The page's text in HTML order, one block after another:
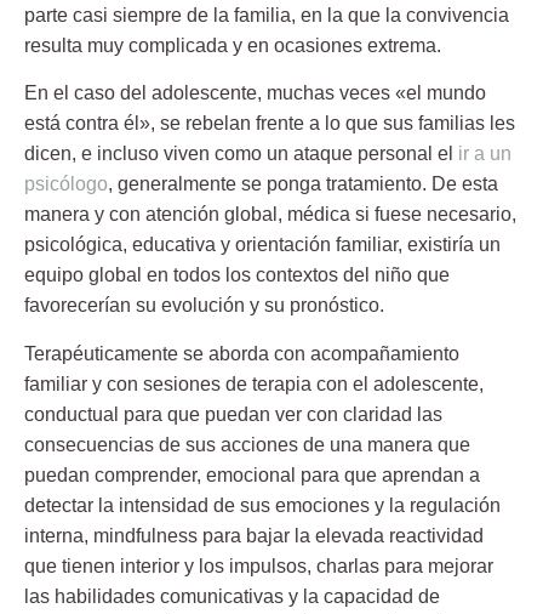
parte casi siempre de la familia, en la que la convivencia
resulta muy complicada y en ocasiones extrema.
En el caso del adolescente, muchas veces «el mundo
está contra él», se rebelan frente a lo que sus familias les
dicen, e incluso viven como un ataque personal el ir a un
psicólogo, generalmente se ponga tratamiento. De esta
manera y con atención global, médica si fuese necesario,
psicológica, educativa y orientación familiar, existiría un
equipo global en todos los contextos del niño que
favorecerían su evolución y su pronóstico.
Terapéuticamente se aborda con acompañamiento
familiar y con sesiones de terapia con el adolescente,
conductual para que puedan ver con claridad las
consecuencias de sus acciones de una manera que
puedan comprender, emocional para que aprendan a
detectar la intensidad de sus emociones y la regulación
interna, mindfulness para bajar la elevada reactividad
que tienen interior y los impulsos, charlas para mejorar
las habilidades comunicativas y la capacidad de